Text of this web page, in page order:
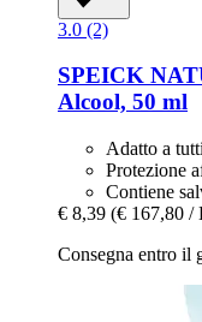
3.0 (2)
SPEICK
Alcool, 50 ml
Adatto a
Protezione
Contiene
€ 8,39 (€ 167,80 /
Consegna entro il